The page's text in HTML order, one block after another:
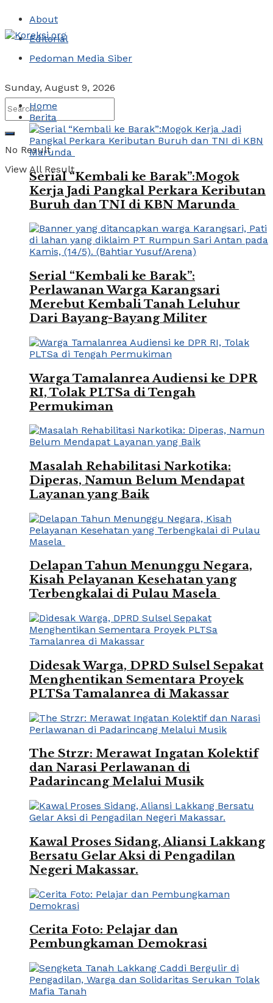
About
Editorial
Pedoman Media Siber
Sunday, August 9, 2026
No Result
View All Result
Home
Berita
Serial “Kembali ke Barak”:Mogok
Kerja Jadi Pangkal Perkara Keributan
Buruh dan TNI di KBN Marunda
Serial “Kembali ke Barak”:
Perlawanan Warga Karangsari
Merebut Kembali Tanah Leluhur
Dari Bayang-Bayang Militer
Warga Tamalanrea Audiensi ke DPR
RI, Tolak PLTSa di Tengah
Permukiman
Masalah Rehabilitasi Narkotika:
Diperas, Namun Belum Mendapat
Layanan yang Baik
Delapan Tahun Menunggu Negara,
Kisah Pelayanan Kesehatan yang
Terbengkalai di Pulau Masela
Didesak Warga, DPRD Sulsel Sepakat
Menghentikan Sementara Proyek
PLTSa Tamalanrea di Makassar
The Strzr: Merawat Ingatan Kolektif
dan Narasi Perlawanan di
Padarincang Melalui Musik
Kawal Proses Sidang, Aliansi Lakkang
Bersatu Gelar Aksi di Pengadilan
Negeri Makassar.
Cerita Foto: Pelajar dan
Pembungkaman Demokrasi